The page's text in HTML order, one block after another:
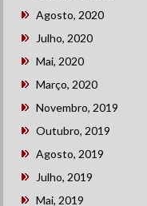
Agosto, 2020
Julho, 2020
Mai, 2020
Março, 2020
Novembro, 2019
Outubro, 2019
Agosto, 2019
Julho, 2019
Mai, 2019